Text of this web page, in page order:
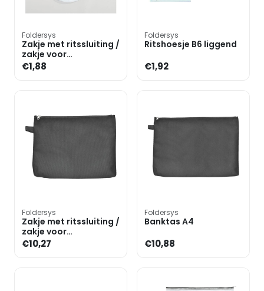
Foldersys
Zakje met ritssluiting /
zakje voor
mondmasker DL
»transparant«
€1,88
Foldersys
Ritshoesje B6 liggend
€1,92
Foldersys
Zakje met ritssluiting /
zakje voor
mondmasker A5 niet
doorzichtig (nylon)
€10,27
Foldersys
Banktas A4
€10,88